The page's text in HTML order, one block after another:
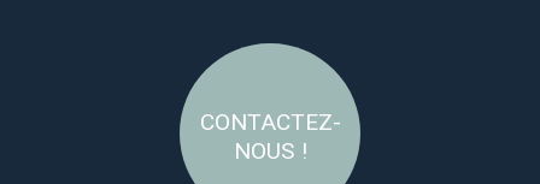
CONTACTEZ-
NOUS !